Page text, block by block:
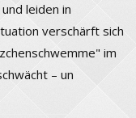
leiden in
verschärft sich
im
– un